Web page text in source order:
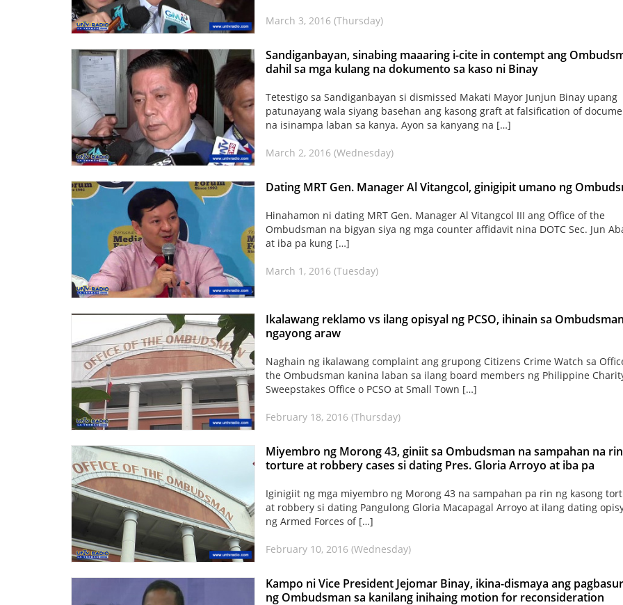
March 3, 2016 (Thursday)
Sandiganbayan, sinabing maaaring i-cite in contempt ang
dahil sa mga kulang na dokumento sa kaso ni Binay
Tetestigo sa Sandiganbayan si dismissed Makati Mayor Junjun Binay upang
patunayang wala siyang basehan ang kasong graft at falsification of
na isinampa laban sa kanya. Ayon sa kanyang na […]
March 2, 2016 (Wednesday)
Dating MRT Gen. Manager Al Vitangcol, ginigipit umano ng
Hinahamon ni dating MRT Gen. Manager Al Vitangcol III ang Office of the
Ombudsman na bigyan siya ng mga counter affidavit nina DOTC Sec. Jun
at iba pa kung […]
March 1, 2016 (Tuesday)
Ikalawang reklamo vs ilang opisyal ng PCSO, ihinain sa
ngayong araw
Naghain ng ikalawang complaint ang grupong Citizens Crime Watch sa
the Ombudsman kanina laban sa ilang board members ng Philippine
Sweepstakes Office o PCSO at Small Town […]
February 18, 2016 (Thursday)
Miyembro ng Morong 43, giniit sa Ombudsman na sampahan na
torture at robbery cases si dating Pres. Gloria Arroyo at iba pa
Iginigiit ng mga miyembro ng Morong 43 na sampahan pa rin ng kasong
at robbery si dating Pangulong Gloria Macapagal Arroyo at ilang dating
ng Armed Forces of […]
February 10, 2016 (Wednesday)
Kampo ni Vice President Jejomar Binay, ikina-dismaya ang
ng Ombudsman sa kanilang inihaing motion for reconsideration